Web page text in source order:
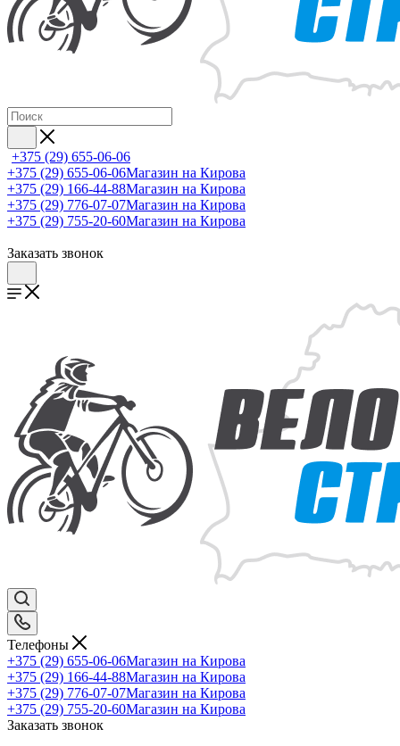
+375 (29) 655-06-06
+375 (29) 655-06-06Магазин на Кирова
+375 (29) 166-44-88Магазин на Кирова
+375 (29) 776-07-07Магазин на Кирова
+375 (29) 755-20-60Магазин на Кирова
Заказать звонок
Телефоны
+375 (29) 655-06-06Магазин на Кирова
+375 (29) 166-44-88Магазин на Кирова
+375 (29) 776-07-07Магазин на Кирова
+375 (29) 755-20-60Магазин на Кирова
Заказать звонок